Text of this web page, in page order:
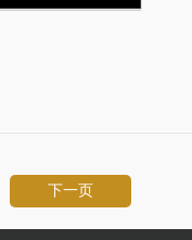
下一页